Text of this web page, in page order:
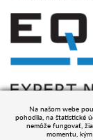
zdroj: EQUINOX,
Na našom webe
pohodlia, na štatistické
nemôže fungovať,
momentu,